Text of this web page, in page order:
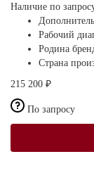
Наличие по
Рабочий
Родина
Страна
215 200 ₽
По запросу